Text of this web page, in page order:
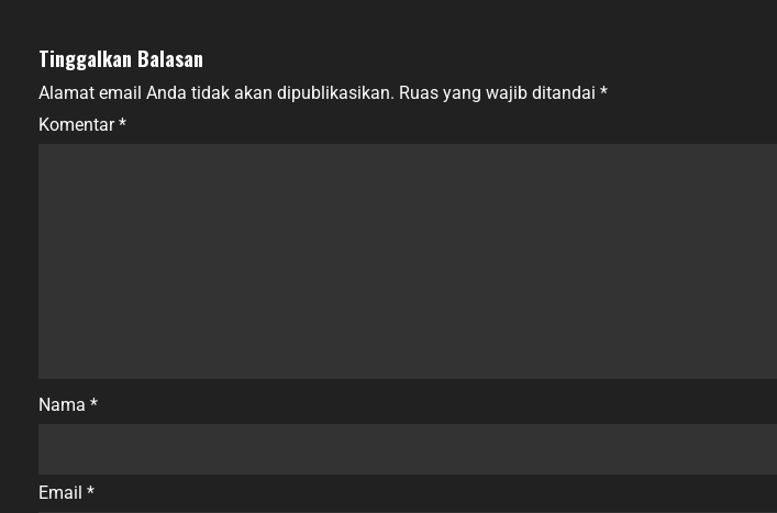
Tinggalkan Balasan
Alamat email Anda tidak akan dipublikasikan. Ruas yang wajib ditandai *
Komentar*
Nama *
Email *